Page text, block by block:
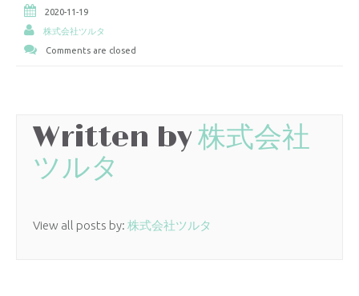
2020-11-19
株式会社ツルタ
Comments are closed
Written by株式会社
ツルタ
View all posts by: 株式会社ツルタ